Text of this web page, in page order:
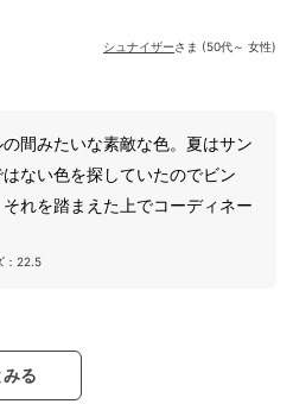
シュナイザーさま (50代～ 女性)
間みたいな素敵な色。夏はサン
ない色を探していたのでビン
れを踏まえた上でコーディネー
：22.5
る